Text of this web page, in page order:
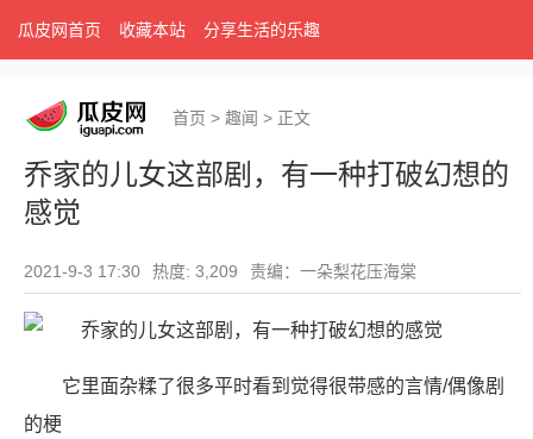
瓜皮网首页 收藏本站 分享生活的乐趣
首页 > 趣闻 > 正文
乔家的儿女这部剧，有一种打破幻想的
感觉
2021-9-3 17:30 热度: 3,209 责编：一朵梨花压海棠
它里面杂糅了很多平时看到觉得很带感的言情/偶像剧
的梗